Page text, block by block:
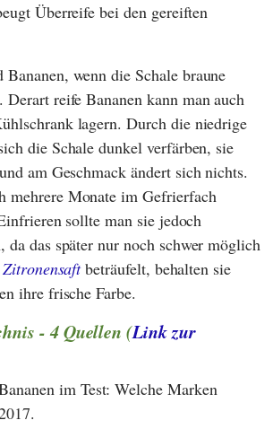
Überreife bei den gereiften
Bananen, wenn die Schale braune
Derart reife Bananen kann man auch
lagern. Durch die niedrige
die Schale dunkel verfärben, sie
am Geschmack ändert sich nichts.
mehrere Monate im Gefrierfach
sollte man sie jedoch
da das später nur noch schwer möglich
Zitronensaftbeträufelt, behalten sie
ihre frische Farbe.
- 4 Quellen (Link zur
im Test: Welche Marken